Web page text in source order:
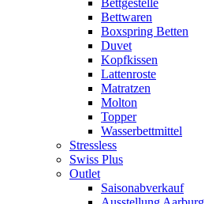
Bettgestelle
Bettwaren
Boxspring Betten
Duvet
Kopfkissen
Lattenroste
Matratzen
Molton
Topper
Wasserbettmittel
Stressless
Swiss Plus
Outlet
Saisonabverkauf